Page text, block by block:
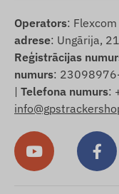
Operators:
adrese: Ungārija,
Reģistrācijas
numurs:
| Telefona numurs: